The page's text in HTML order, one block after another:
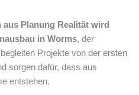
aus Planung Realität wird
in Worms, der
Projekte von der ersten
sorgen dafür, dass aus
entstehen.